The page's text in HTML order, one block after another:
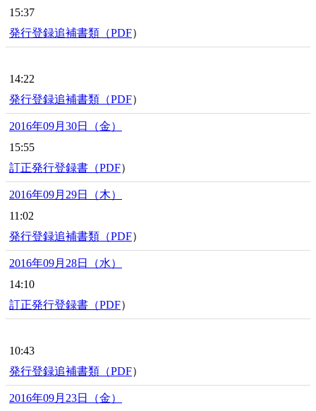
15:37
発行登録追補書類（PDF）
14:22
発行登録追補書類（PDF）
2016年09月30日（金）
15:55
訂正発行登録書（PDF）
2016年09月29日（木）
11:02
発行登録追補書類（PDF）
2016年09月28日（水）
14:10
訂正発行登録書（PDF）
10:43
発行登録追補書類（PDF）
2016年09月23日（金）